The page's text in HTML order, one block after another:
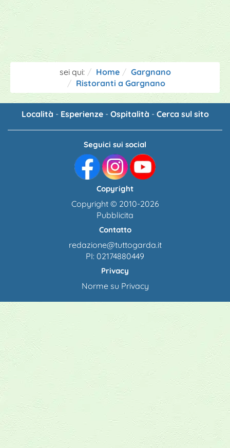
sei qui: Home
Gargnano
Ristoranti a Gargnano
Località - Esperienze- Ospitalità - Cerca sul sito
Seguici sui social
Copyright
Copyright © 2010-2026
Pubblicita
Contatto
redazione@tuttogarda.it
PI: 02174880449
Privacy
Norme su Privacy